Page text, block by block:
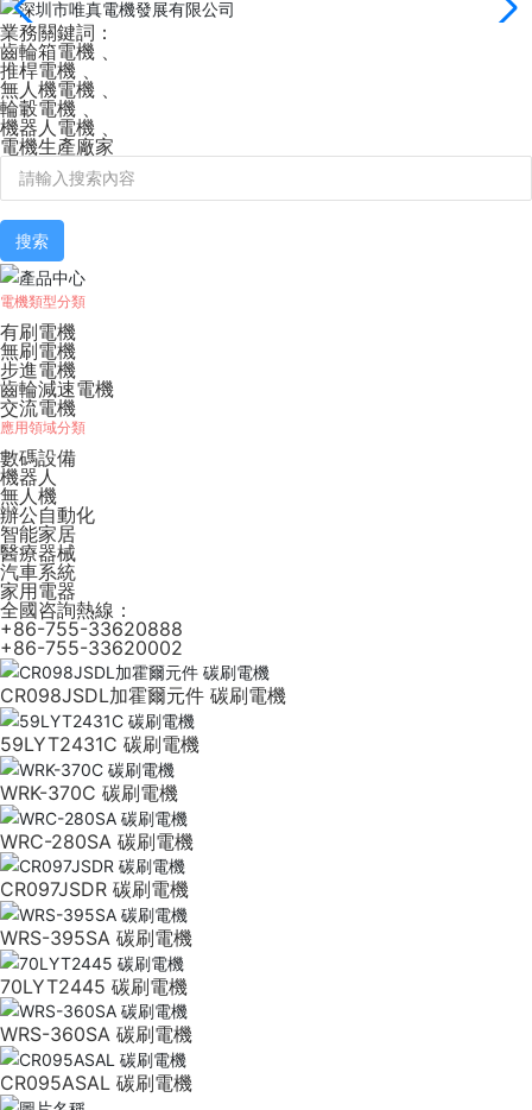
業務關鍵詞：
齒輪箱電機 、
推桿電機 、
無人機電機 、
輪轂電機 、
機器人電機 、
電機生產廠家
搜索
電機類型分類
有刷電機
無刷電機
步進電機
齒輪減速電機
交流電機
應用領域分類
數碼設備
機器人
無人機
辦公自動化
智能家居
醫療器械
汽車系統
家用電器
全國咨詢熱線：
+86-755-33620888
+86-755-33620002
CR098JSDL加霍爾元件 碳刷電機
59LYT2431C 碳刷電機
WRK-370C 碳刷電機
WRC-280SA 碳刷電機
CR097JSDR 碳刷電機
WRS-395SA 碳刷電機
70LYT2445 碳刷電機
WRS-360SA 碳刷電機
CR095ASAL 碳刷電機